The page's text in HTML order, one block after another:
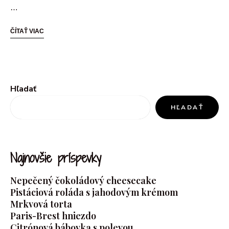
…
ČÍTAŤ VIAC
Hľadať
HĽADAŤ
Najnovšie príspevky
Nepečený čokoládový cheesecake
Pistáciová roláda s jahodovým krémom
Mrkvová torta
Paris-Brest hniezdo